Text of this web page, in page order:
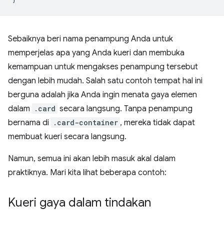
Sebaiknya beri nama penampung Anda untuk
memperjelas apa yang Anda kueri dan membuka
kemampuan untuk mengakses penampung tersebut
dengan lebih mudah. Salah satu contoh tempat hal ini
berguna adalah jika Anda ingin menata gaya elemen
dalam
.card secara langsung. Tanpa penampung
bernama di
.card-container , mereka tidak dapat
membuat kueri secara langsung.
Namun, semua ini akan lebih masuk akal dalam
praktiknya. Mari kita lihat beberapa contoh:
Kueri gaya dalam tindakan